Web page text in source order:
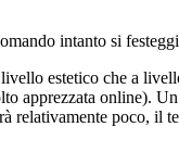
intanto si
estetico che a
apprezzata online).
relativamente poco,